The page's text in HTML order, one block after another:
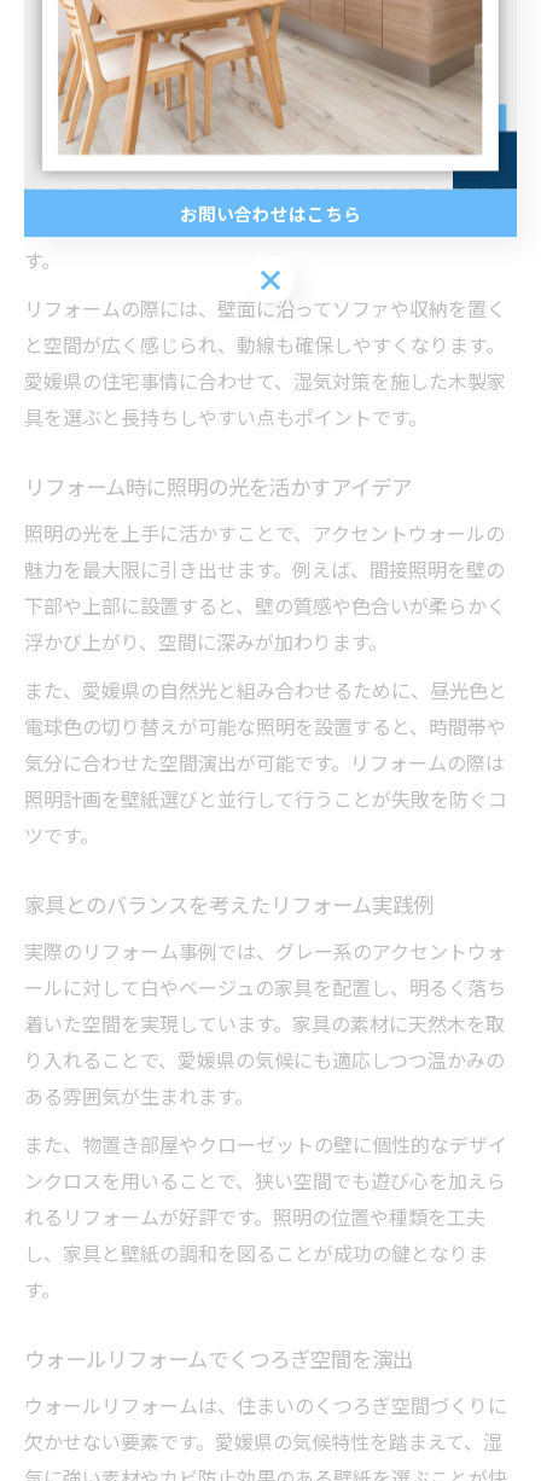
アクセントウォールに合う家具配置とリフォーム術
アクセントウォールを活かすには、家具の配置も工夫が
必要です。壁の色やデザインに対して、反対色や同系色
の家具を配置することで視覚的なメリハリが生まれま
す。
リフォームの際には、壁面に沿ってソファや収納を置く
と空間が広く感じられ、動線も確保しやすくなります。
愛媛県の住宅事情に合わせて、湿気対策を施した木製家
具を選ぶと長持ちしやすい点もポイントです。
リフォーム時に照明の光を活かすアイデア
照明の光を上手に活かすことで、アクセントウォールの
魅力を最大限に引き出せます。例えば、間接照明を壁の
下部や上部に設置すると、壁の質感や色合いが柔らかく
浮かび上がり、空間に深みが加わります。
また、愛媛県の自然光と組み合わせるために、昼光色と
電球色の切り替えが可能な照明を設置すると、時間帯や
気分に合わせた空間演出が可能です。リフォームの際は
照明計画を壁紙選びと並行して行うことが失敗を防ぐコ
ツです。
家具とのバランスを考えたリフォーム実践例
実際のリフォーム事例では、グレー系のアクセントウォ
ールに対して白やベージュの家具を配置し、明るく落ち
着いた空間を実現しています。家具の素材に天然木を取
り入れることで、愛媛県の気候にも適応しつつ温かみの
ある雰囲気が生まれます。
また、物置き部屋やクローゼットの壁に個性的なデザイ
ンクロスを用いることで、狭い空間でも遊び心を加えら
れるリフォームが好評です。照明の位置や種類を工夫
し、家具と壁紙の調和を図ることが成功の鍵となりま
す。
ウォールリフォームでくつろぎ空間を演出
ウォールリフォームは、住まいのくつろぎ空間づくりに
欠かせない要素です。愛媛県の気候特性を踏まえて、湿
お問い合わせはこちら
お問い合わせはこちら